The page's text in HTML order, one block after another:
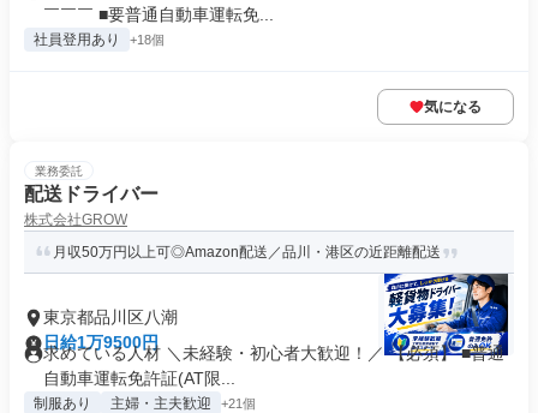
￣￣￣ ■要普通自動車運転免...
社員登用あり +18個
気になる
業務委託
配送ドライバー
株式会社GROW
月収50万円以上可◎Amazon配送／品川・港区の近距離配送
東京都品川区八潮
日給1万9500円
求めている人材 ＼未経験・初心者大歓迎！／ 【必須】 ■普通
自動車運転免許証(AT限...
制服あり 主婦・主夫歓迎 +21個